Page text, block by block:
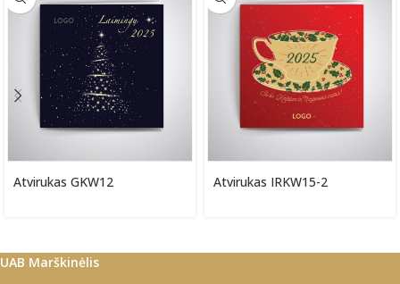
Atvirukas GKW12 Atvirukas IRKW15-2
UAB Marškinėlis